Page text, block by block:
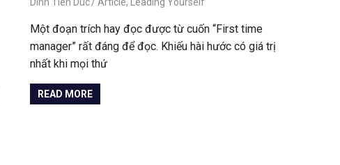
Một đoạn trích hay đọc được từ cuốn “First time
manager” rất đáng để đọc. Khiếu hài hước có giá trị
nhất khi mọi thứ
READ MORE